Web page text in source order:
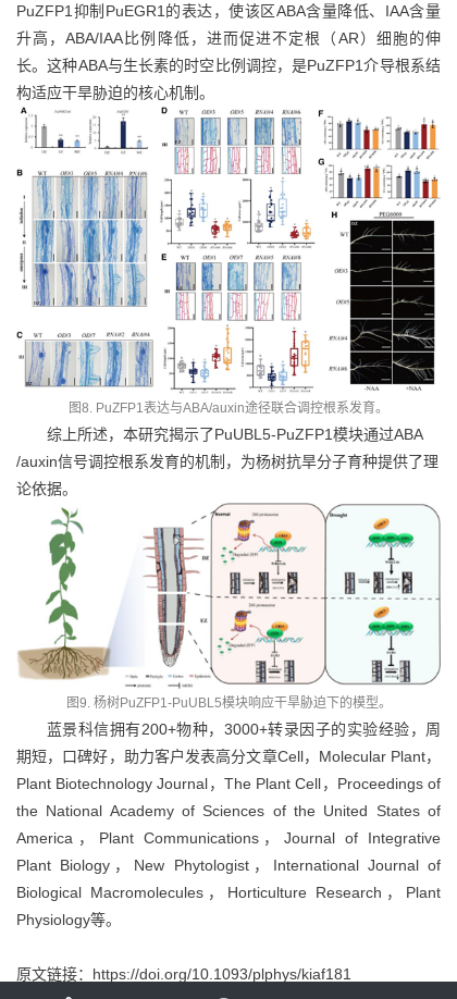
PuZFP1抑制PuEGR1的表达，使该区ABA含量降低、IAA含量
升高，ABA/IAA比例降低，进而促进不定根（AR）细胞的伸
长。这种ABA与生长素的时空比例调控，是PuZFP1介导根系结
构适应干旱胁迫的核心机制。
图8. PuZFP1表达与ABA/auxin途径联合调控根系发育。
综上所述，本研究揭示了PuUBL5-PuZFP1模块通过ABA
/auxin信号调控根系发育的机制，为杨树抗旱分子育种提供了理
论依据。
图9. 杨树PuZFP1-PuUBL5模块响应干旱胁迫下的模型。
蓝景科信拥有200+物种，3000+转录因子的实验经验，周
期短，口碑好，助力客户发表高分文章Cell，Molecular Plant，
Plant Biotechnology Journal，The Plant Cell，Proceedings of
the National Academy of Sciences of the United States of
America，Plant Communications，Journal of Integrative
Plant Biology，New Phytologist，International Journal of
Biological Macromolecules，Horticulture Research，Plant
Physiology等。
原文链接：https://doi.org/10.1093/plphys/kiaf181